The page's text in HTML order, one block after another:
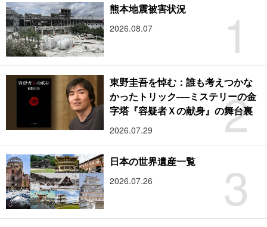
1
熊本地震被害状況
2026.08.07
2
東野圭吾を悼む：誰も考えつかな
かったトリック──ミステリーの金
字塔『容疑者Ｘの献身』の舞台裏
2026.07.29
3
日本の世界遺産一覧
2026.07.26